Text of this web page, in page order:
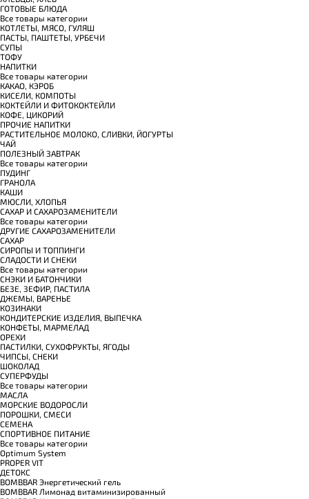
ГОТОВЫЕ БЛЮДА
Все товары категории
КОТЛЕТЫ, МЯСО, ГУЛЯШ
ПАСТЫ, ПАШТЕТЫ, УРБЕЧИ
СУПЫ
ТОФУ
НАПИТКИ
Все товары категории
КАКАО, КЭРОБ
КИСЕЛИ, КОМПОТЫ
КОКТЕЙЛИ И ФИТОКОКТЕЙЛИ
КОФЕ, ЦИКОРИЙ
ПРОЧИЕ НАПИТКИ
РАСТИТЕЛЬНОЕ МОЛОКО, СЛИВКИ, ЙОГУРТЫ
ЧАЙ
ПОЛЕЗНЫЙ ЗАВТРАК
Все товары категории
ПУДИНГ
ГРАНОЛА
КАШИ
МЮСЛИ, ХЛОПЬЯ
САХАР И САХАРОЗАМЕНИТЕЛИ
Все товары категории
ДРУГИЕ САХАРОЗАМЕНИТЕЛИ
САХАР
СИРОПЫ И ТОППИНГИ
СЛАДОСТИ И СНЕКИ
Все товары категории
СНЭКИ И БАТОНЧИКИ
БЕЗЕ, ЗЕФИР, ПАСТИЛА
ДЖЕМЫ, ВАРЕНЬЕ
КОЗИНАКИ
КОНДИТЕРСКИЕ ИЗДЕЛИЯ, ВЫПЕЧКА
КОНФЕТЫ, МАРМЕЛАД
ОРЕХИ
ПАСТИЛКИ, СУХОФРУКТЫ, ЯГОДЫ
ЧИПСЫ, СНЕКИ
ШОКОЛАД
СУПЕРФУДЫ
Все товары категории
МАСЛА
МОРСКИЕ ВОДОРОСЛИ
ПОРОШКИ, СМЕСИ
СЕМЕНА
СПОРТИВНОЕ ПИТАНИЕ
Все товары категории
Optimum System
PROPER VIT
ДЕТОКС
BOMBBAR Энергетический гель
BOMBBAR Лимонад витаминизированный